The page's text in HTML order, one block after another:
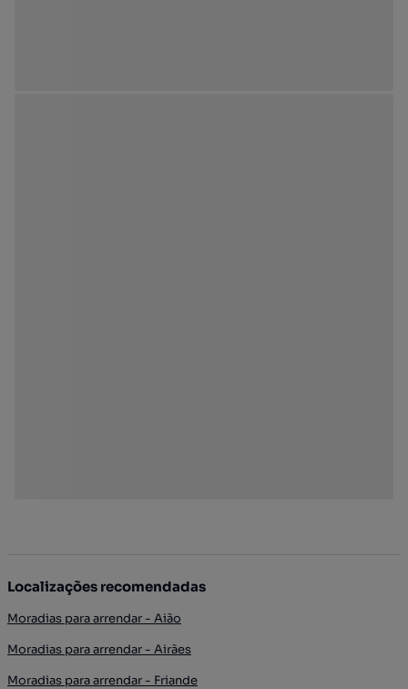
Localizações recomendadas
Moradias para arrendar - Aião
Moradias para arrendar - Airães
Moradias para arrendar - Friande